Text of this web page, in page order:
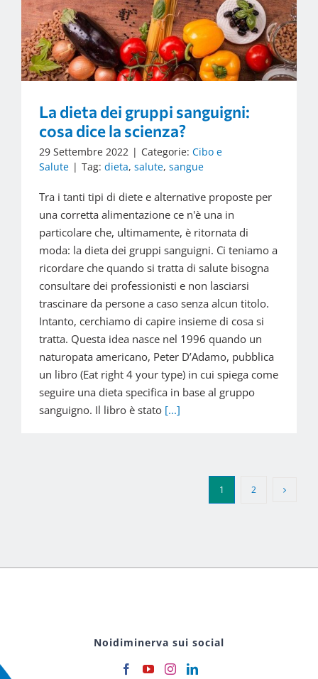
La dieta dei gruppi sanguigni:
cosa dice la scienza?
29 Settembre 2022 | Categorie: Cibo e
Salute | Tag: dieta, salute, sangue
Tra i tanti tipi di diete e alternative proposte per
una corretta alimentazione ce n'è una in
particolare che, ultimamente, è ritornata di
moda: la dieta dei gruppi sanguigni. Ci teniamo a
ricordare che quando si tratta di salute bisogna
consultare dei professionisti e non lasciarsi
trascinare da persone a caso senza alcun titolo.
Intanto, cerchiamo di capire insieme di cosa si
tratta. Questa idea nasce nel 1996 quando un
naturopata americano, Peter D’Adamo, pubblica
un libro (Eat right 4 your type) in cui spiega come
seguire una dieta specifica in base al gruppo
sanguigno. Il libro è stato [...]
1 2
Noidiminerva sui social